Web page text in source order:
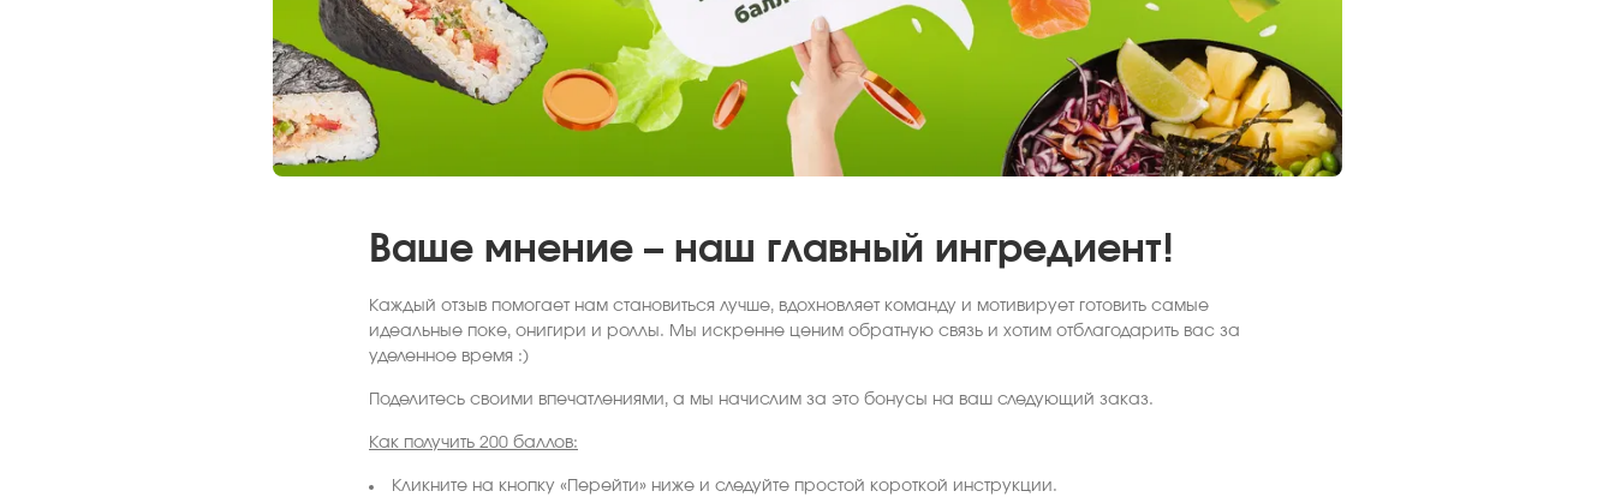
Ваше мнение – наш главный ингредиент!
Каждый отзыв помогает нам становиться лучше, вдохновляет команду и мотивирует готовить самые
идеальные поке, онигири и роллы. Мы искренне ценим обратную связь и хотим отблагодарить вас за
уделенное время :)
Поделитесь своими впечатлениями, а мы начислим за это бонусы на ваш следующий заказ.
Как получить 200 баллов:
Кликните на кнопку «Перейти» ниже и следуйте простой короткой инструкции.